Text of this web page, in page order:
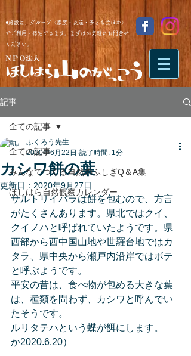
●施設は、グループ（家族・友達・子ども会ほか）
でご利用・宿泊できます。まずはお気軽にお問合せ
ください。
記事
全ての記事
みんなでつくる自然のふしぎQ＆A集
ほしはら自然観察カレンダー
全ての記事
カシワ餅の葉
ふくろう先生
2020年6月22日 読了時間: 1分
更新日： 2020年9月27日
サルトリイバラは餅を包むので、方言
がたくさんあります。県北ではクイ、
クイノハと呼ばれていたようです。県
西部から西中国山地や世羅台地ではカ
タラ、県中央から瀬戸内沿岸ではボテ
と呼ぶようです。
平安の昔は、食べ物が包める大きな葉
は、種類を問わず、カシワと呼んでい
たそうです。
ルリタテハという蝶が餌にします。
か2020.6.20）